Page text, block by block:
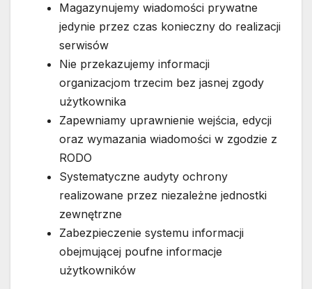
Magazynujemy wiadomości prywatne
jedynie przez czas konieczny do realizacji
serwisów
Nie przekazujemy informacji
organizacjom trzecim bez jasnej zgody
użytkownika
Zapewniamy uprawnienie wejścia, edycji
oraz wymazania wiadomości w zgodzie z
RODO
Systematyczne audyty ochrony
realizowane przez niezależne jednostki
zewnętrzne
Zabezpieczenie systemu informacji
obejmującej poufne informacje
użytkowników